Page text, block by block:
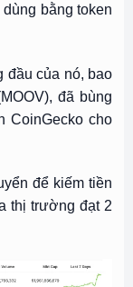
bằng token
đầu của nó, bao
đã bùng
CoinGecko cho
để kiếm tiền
thị trường đạt 2